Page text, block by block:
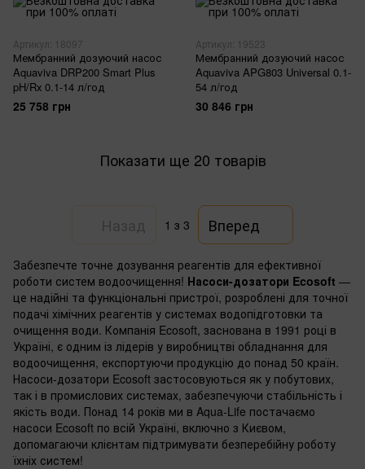
Артикул: 18097
Мембранний дозуючий насос
Aquaviva DRP200 Smart Plus
pH/Rх 0.1-14 л/год
25 758 грн
Артикул: 19523
Мембранний дозуючий насос
Aquaviva APG803 Universal 0.1-
54 л/год
30 846 грн
Показати ще 20 товарів
1 з 3 Вперед
Забезпечте точне дозування реагентів для ефективної
роботи систем водоочищення! Насоси-дозатори Ecosoft —
це надійні та функціональні пристрої, розроблені для точної
подачі хімічних реагентів у системах водопідготовки та
очищення води. Компанія Ecosoft, заснована в 1991 році в
Україні, є одним із лідерів у виробництві обладнання для
водоочищення, експортуючи продукцію до понад 50 країн.
Насоси-дозатори Ecosoft застосовуються як у побутових,
так і в промислових системах, забезпечуючи стабільність і
якість води. Понад 14 років ми в Aqua-Life постачаємо
насоси Ecosoft по всій Україні, включно з Києвом,
допомагаючи клієнтам підтримувати безперебійну роботу
їхніх систем!